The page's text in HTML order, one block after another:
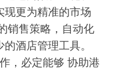
现更为精准的市场
销售策略，自动化
酒店管理工具。
，必定能够 协助港